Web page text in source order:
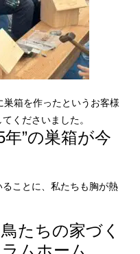
箱を作ったというお客様
くださいました。
年”の巣箱が今
ことに、私たちも胸が熱
たちの家づく
ムホーム。